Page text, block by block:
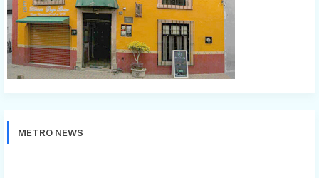
METRO NEWS